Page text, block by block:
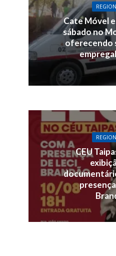
Cate Móvel
sábado no
oferecendo
CEU